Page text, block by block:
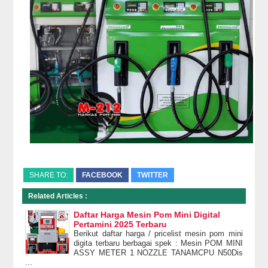
SHARE TO: FACEBOOK TWITTER
Related Articles :
Daftar Harga Mesin Pom Mini Digital
Pertamini 2025 Terbaru
Berikut daftar harga / pricelist mesin pom mini
digita terbaru berbagai spek : Mesin POM MINI
ASSY METER 1 NOZZLE TANAMCPU N50Dis